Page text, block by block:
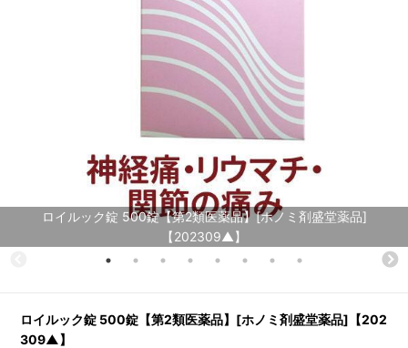
ロイルック錠 500錠【第2類医薬品】[ホノミ剤盛堂薬品]
【202309▲】
ロイルック錠 500錠【第2類医薬品】[ホノミ剤盛堂薬品]【202
309▲】